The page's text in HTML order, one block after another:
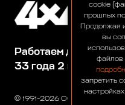
© 1991-2026 ООО «Сервис
Работаем для вас:
33 года 2 месяца 25
cookie
прошлых
Продолжая
вы
файлов
запретить